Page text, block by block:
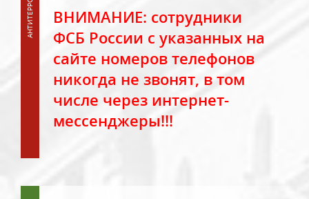
ВНИМАНИЕ: сотрудники
ФСБ России с указанных на
сайте номеров телефонов
никогда не звонят, в том
числе через интернет-
мессенджеры!!!